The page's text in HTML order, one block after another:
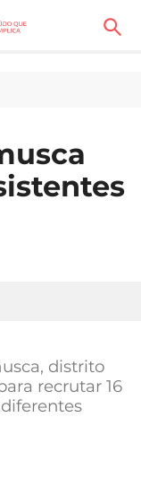
distrito
recrutar 16